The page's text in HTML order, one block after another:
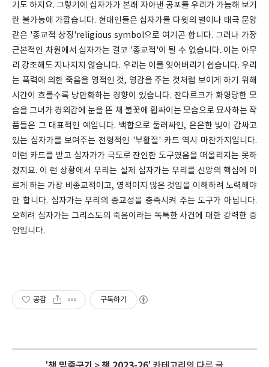
기도 하지요. 그렇기에 십자가가 본래 자아낸 공포를 우리가 가늠해 보기
란 불가능에 가깝습니다. 현대인들은 십자가를 다윗의 별이나 태극 문양
같은 '종교적 상징'religious symbol으로 여기곤 합니다. 그러나 가장
근본적인 차원에서 십자가는 결코 '종교적'이 될 수 없습니다. 이는 아무
리 강조해도 지나치지 않습니다. 우리는 이를 잊어버리기 쉽습니다. 우리
는 폭력에 의한 죽음을 영적인 것, 영감을 주는 것처럼 보이게 하기 위해
시간이 흐를수록 낭만화하는 경향이 있습니다. 잔다르크가 화형당한 모
습을 그녀가 경외감에 눈을 뜬 채 불꽃에 휩싸이는 모습으로 묘사하는 작
품들은 그 대표적인 예입니다. 백합으로 둘러싸인, 은은한 빛이 감싸고
있는 십자가를 보여주는 전형적인 '부활절' 카드 역시 마찬가지입니다.
이런 카드를 받고 십자가가 극도로 잔인한 도구였음을 떠올리지는 못하
겠지요. 이 런 상황에서 우리는 실제 십자가는 우리를 신앙의 핵심에 이
르게 하는 가장 비종교적이고, 영적이지 않은 것임을 이해하려 노력해야
만 합니다. 십자가는 우리의 종교성을 충족시켜 주는 도구가 아닙니다.
오히려 십자가는 그리스도의 죽음이라는 독특한 사건에 대한 강력한 증
언입니다.
공감 구독하기